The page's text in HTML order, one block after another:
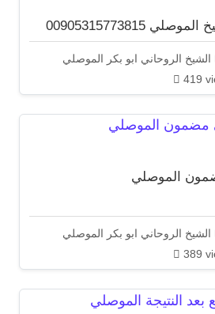
الشيخ الروحاني ابو بكر الموصلي
419
00905315773815
الموصلي
الشيخ الروحاني ابو بكر الموصلي
389
00905315773815